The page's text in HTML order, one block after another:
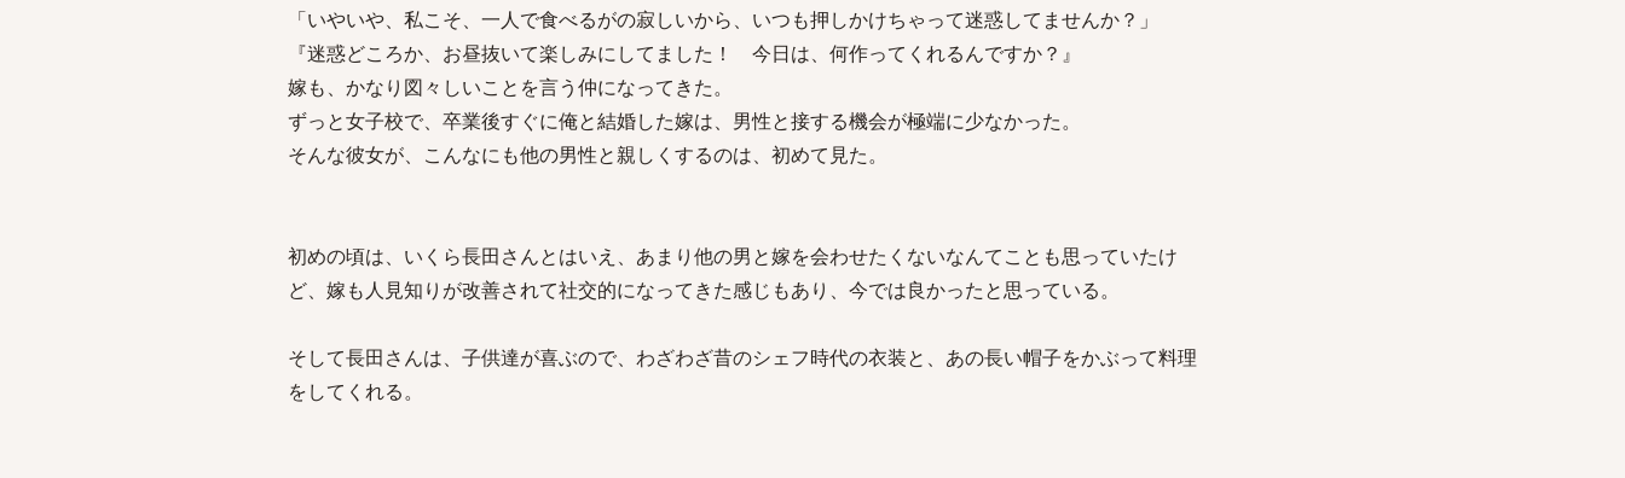
「いやいや、私こそ、一人で食べるがの寂しいから、いつも押しかけちゃって迷惑してませんか？」
『迷惑どころか、お昼抜いて楽しみにしてました！ 今日は、何作ってくれるんですか？』
嫁も、かなり図々しいことを言う仲になってきた。
ずっと女子校で、卒業後すぐに俺と結婚した嫁は、男性と接する機会が極端に少なかった。
そんな彼女が、こんなにも他の男性と親しくするのは、初めて見た。
初めの頃は、いくら長田さんとはいえ、あまり他の男と嫁を会わせたくないなんてことも思っていたけ
ど、嫁も人見知りが改善されて社交的になってきた感じもあり、今では良かったと思っている。
そして長田さんは、子供達が喜ぶので、わざわざ昔のシェフ時代の衣装と、あの長い帽子をかぶって料理
をしてくれる。